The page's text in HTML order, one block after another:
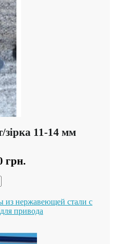
зірка 11-14 мм
грн.
из нержавеющей стали с
привода